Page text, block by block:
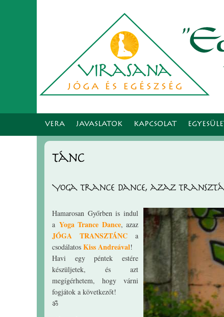
VERA JAVASLATOK KAPCSOLAT
tánc
Yoga Trance Dance, azaz
Hamarosan Győrben is indul
a Yoga Trance Dance, azaz
JÓGA TRANSZTÁNC a
csodálatos Kiss Andreával!
Havi egy péntek estére
készüljetek, és azt
megígérhetem, hogy várni
fogjátok a következőt!
ॐ